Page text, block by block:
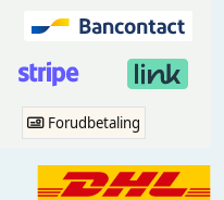
Forudbetaling